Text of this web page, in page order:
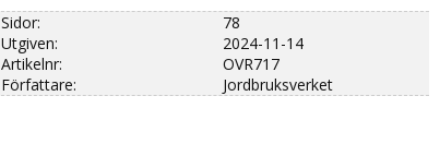
Sidor:
78
Utgiven:
2024-11-14
Artikelnr:
OVR717
Författare:
Jordbruksverket